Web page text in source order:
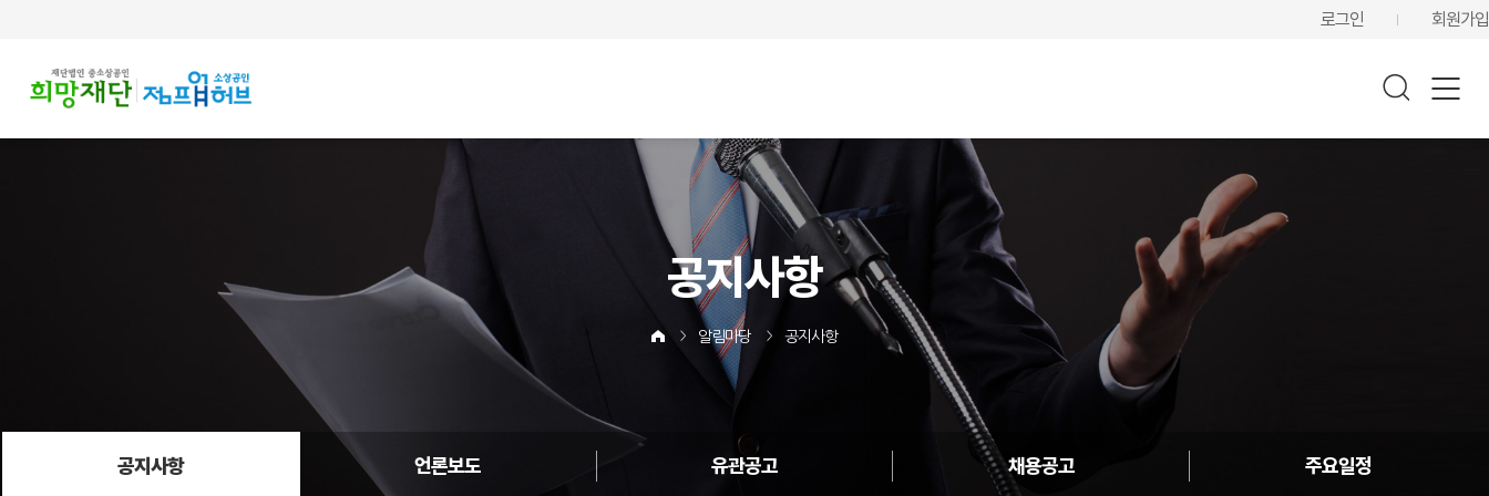
로그인 회원가입
공지사항
알림마당 공지사항
공지사항 언론보도 유관공고 채용공고 주요일정